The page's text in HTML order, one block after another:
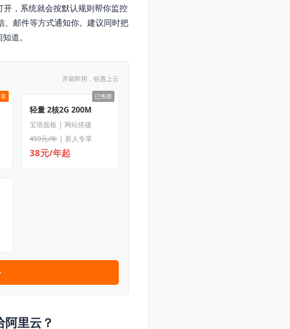
开，系统就会按默认规则帮你监控
、邮件等方式通知你。建议同时把
道。
开箱即用，钜惠上云
已售罄
轻量 2核2G 200M
宝塔面板 | 网站搭建
459元/年| 新人专享
38元/年起
里云？